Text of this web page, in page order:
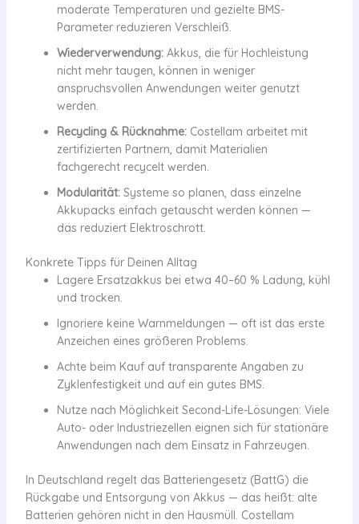
moderate Temperaturen und gezielte BMS-
Parameter reduzieren Verschleiß.
Wiederverwendung:Akkus, die für Hochleistung
nicht mehr taugen, können in weniger
anspruchsvollen Anwendungen weiter genutzt
werden.
Recycling & Rücknahme:Costellam arbeitet mit
zertifizierten Partnern, damit Materialien
fachgerecht recycelt werden.
Modularität:Systeme so planen, dass einzelne
Akkupacks einfach getauscht werden können —
das reduziert Elektroschrott.
Konkrete Tipps für Deinen Alltag
Lagere Ersatzakkus bei etwa 40–60 % Ladung, kühl
und trocken.
Ignoriere keine Warnmeldungen — oft ist das erste
Anzeichen eines größeren Problems.
Achte beim Kauf auf transparente Angaben zu
Zyklenfestigkeit und auf ein gutes BMS.
Nutze nach Möglichkeit Second-Life-Lösungen: Viele
Auto- oder Industriezellen eignen sich für stationäre
Anwendungen nach dem Einsatz in Fahrzeugen.
In Deutschland regelt das Batteriengesetz (BattG) die
Rückgabe und Entsorgung von Akkus — das heißt: alte
Batterien gehören nicht in den Hausmüll. Costellam